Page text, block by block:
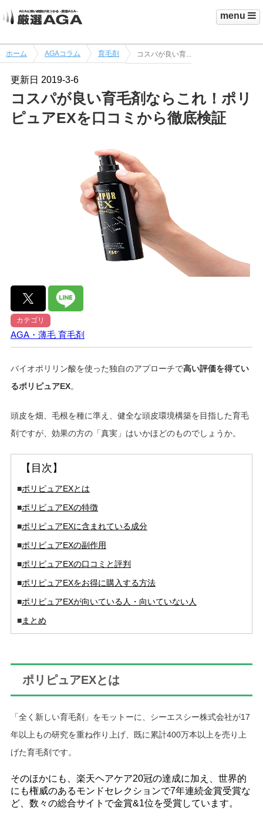
menu
ホーム AGAコラム 育毛剤 コスパが良い育...
更新日 2019-3-6
コスパが良い育毛剤ならこれ！ポリ
ピュアEXを口コミから徹底検証
カテゴリ
AGA・薄毛 育毛剤
バイオポリリン酸を使った独自のアプローチで高い評価を得てい
るポリピュアEX。
頭皮を畑、毛根を種に準え、健全な頭皮環境構築を目指した育毛
剤ですが、効果の方の「真実」はいかほどのものでしょうか。
【目次】
■ポリピュアEXとは
■ポリピュアEXの特徴
■ポリピュアEXに含まれている成分
■ポリピュアEXの副作用
■ポリピュアEXの口コミと評判
■ポリピュアEXをお得に購入する方法
■ポリピュアEXが向いている人・向いていない人
■まとめ
ポリピュアEXとは
「全く新しい育毛剤」をモットーに、シーエスシー株式会社が17
年以上もの研究を重ね作り上げ、既に累計400万本以上を売り上
げた育毛剤です。
そのほかにも、楽天ヘアケア20冠の達成に加え、世界的
にも権威のあるモンドセレクションで7年連続金賞受賞な
ど、数々の総合サイトで金賞&1位を受賞しています。